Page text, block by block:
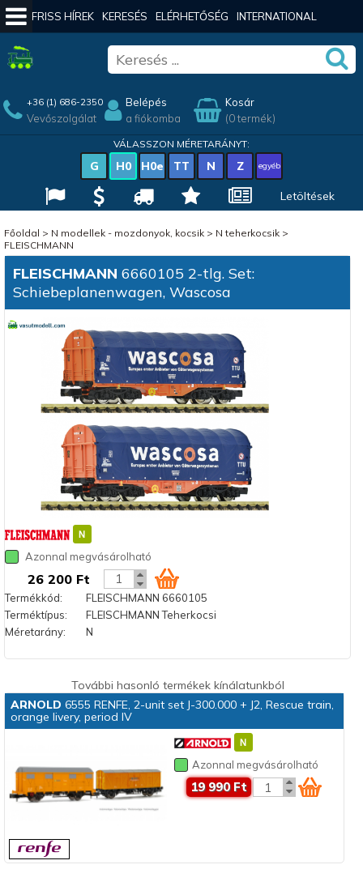
FRISS HÍREK KERESÉS ELÉRHETŐSÉG INTERNATIONAL
+36 (1) 686-2350
Vevőszolgálat
Belépés
a fiókomba
Kosár
(0 termék)
VÁLASSZON MÉRETARÁNYT:
G H0 H0e TT N Z egyéb
Letöltések
Főoldal > N modellek - mozdonyok, kocsik> N teherkocsik>
FLEISCHMANN
FLEISCHMANN 6660105 2-tlg. Set:
Schiebeplanenwagen, Wascosa
Azonnal megvásárolható
26 200 Ft
Termékkód:
FLEISCHMANN 6660105
Terméktípus:
FLEISCHMANN Teherkocsi
Méretarány:
N
További hasonló termékek kínálatunkból
ARNOLD 6555 RENFE, 2-unit set J-300.000 + J2, Rescue train,
orange livery, period IV
Azonnal megvásárolható
19 990 Ft